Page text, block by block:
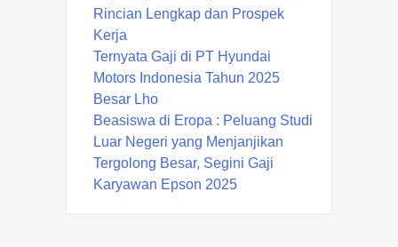
Rincian Lengkap dan Prospek
Kerja
Ternyata Gaji di PT Hyundai
Motors Indonesia Tahun 2025
Besar Lho
Beasiswa di Eropa : Peluang Studi
Luar Negeri yang Menjanjikan
Tergolong Besar, Segini Gaji
Karyawan Epson 2025